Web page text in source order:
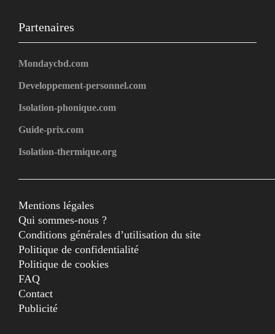
Partenaires
Mondaycbd.com
Developpement-personnel.com
Isolation-phonique.com
Guide-prix.com
Isolation-thermique.org
Mentions légales
Qui sommes-nous ?
Conditions générales d’utilisation du site
Politique de confidentialité
Politique de cookies
FAQ
Contact
Publicité